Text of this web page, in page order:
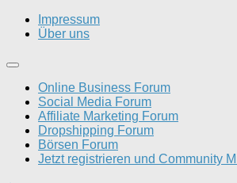
Impressum
Über uns
Online Business Forum
Social Media Forum
Affiliate Marketing Forum
Dropshipping Forum
Börsen Forum
Jetzt registrieren und Community